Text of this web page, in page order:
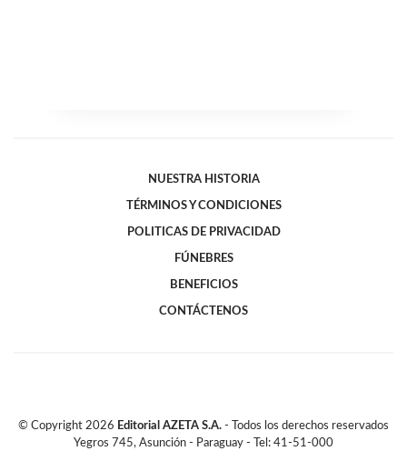
NUESTRA HISTORIA
TÉRMINOS Y CONDICIONES
POLITICAS DE PRIVACIDAD
FÚNEBRES
BENEFICIOS
CONTÁCTENOS
© Copyright 2026 Editorial AZETA S.A. - Todos los derechos reservados
Yegros 745, Asunción - Paraguay - Tel: 41-51-000